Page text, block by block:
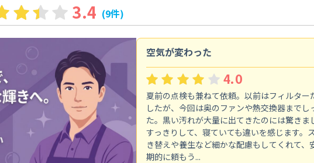
3.4 (9件)
空気が変わった
4.0
夏前の点検も兼ねて依頼。以前はフィルター
したが、今回は奥のファンや熱交換器までし
た。黒い汚れが大量に出てきたのには驚き
すっきりして、寝ていても違いを感じます。
き替えや養生など細かな配慮もしてくれて、
期的に頼もう...